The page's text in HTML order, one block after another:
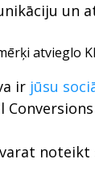
un
atvieglo
ir jūsu
noteikt